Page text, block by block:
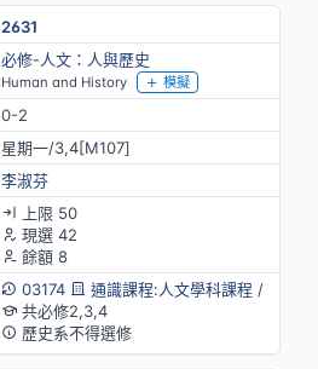
2631
必修-人文：人與歷史
Human and History 模擬
0-2
星期一/3,4[M107]
李淑芬
上限 50
現選 42
餘額 8
03174
通識課程:人文學科課程 /
共必修2,3,4
歷史系不得選修